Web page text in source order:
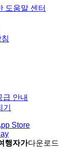
도움말 센터
급 안내
행자가다운로드